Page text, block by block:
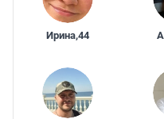
Ирина,44